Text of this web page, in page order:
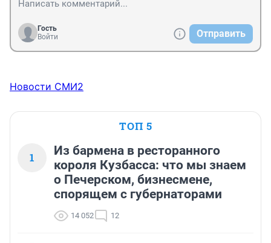
Гость
Войти
Отправить
Новости СМИ2
ТОП 5
1
Из бармена в ресторанного
короля Кузбасса: что мы знаем
о Печерском, бизнесмене,
спорящем с губернаторами
14 052 12